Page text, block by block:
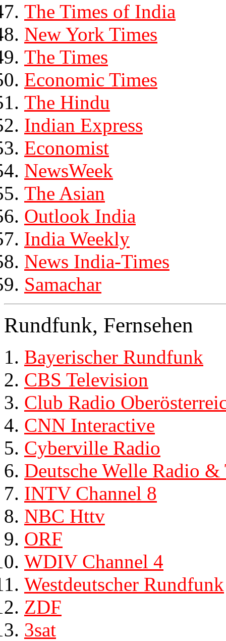
The Times of India
New York Times
The Times
Economic Times
The Hindu
Indian Express
Economist
NewsWeek
The Asian
Outlook India
India Weekly
News India-Times
Samachar
Rundfunk, Fernsehen
Bayerischer Rundfunk
CBS Television
Club Radio
CNN Interactive
Cyberville Radio
Deutsche Welle Radio
INTV Channel 8
NBC Httv
ORF
WDIV Channel 4
Westdeutscher Rundfunk
ZDF
3sat